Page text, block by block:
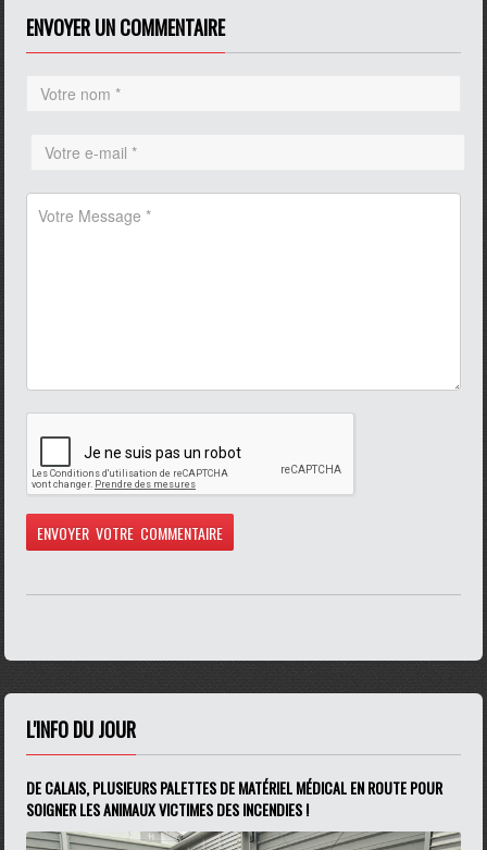
ENVOYER UN COMMENTAIRE
L'INFO DU JOUR
DE CALAIS, PLUSIEURS PALETTES DE MATÉRIEL MÉDICAL EN ROUTE POUR
SOIGNER LES ANIMAUX VICTIMES DES INCENDIES !